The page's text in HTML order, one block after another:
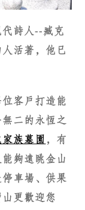
詩人--臧克
活著，他已
客戶打造能
二的永恆之
家族墓園 ，有
夠遠眺金山
車場、供果
更歡迎您